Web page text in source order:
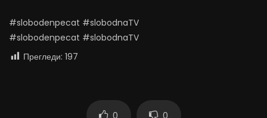
#slobodenpecat #slobodnaTV
#slobodenpecat #slobodnaTV
Прегледи: 197